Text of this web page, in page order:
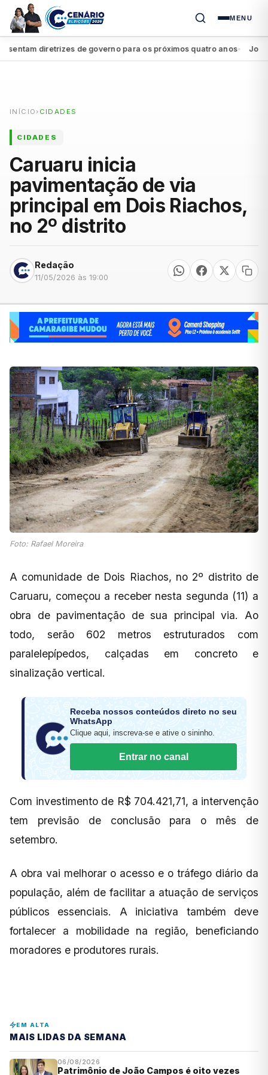
MENU
diretrizes de governo para os próximos quatro anos● João
INÍCIO › CIDADES
CIDADES
Caruaru inicia
pavimentação de via
principal em Dois Riachos,
no 2º distrito
Redação
11/05/2026 às 19:00
Foto: Rafael Moreira
A comunidade de Dois Riachos, no 2º distrito de
Caruaru, começou a receber nesta segunda (11) a
obra de pavimentação de sua principal via. Ao
todo, serão 602 metros estruturados com
paralelepípedos, calçadas em concreto e
sinalização vertical.
Receba nossos conteúdos direto no seu
WhatsApp
Clique aqui, inscreva-se e ative o sininho.
Entrar no canal
Com investimento de R$ 704.421,71, a intervenção
tem previsão de conclusão para o mês de
setembro.
A obra vai melhorar o acesso e o tráfego diário da
população, além de facilitar a atuação de serviços
públicos essenciais. A iniciativa também deve
fortalecer a mobilidade na região, beneficiando
moradores e produtores rurais.
EM ALTA
MAIS LIDAS DA SEMANA
06/08/2026
Patrimônio de João Campos é oito vezes